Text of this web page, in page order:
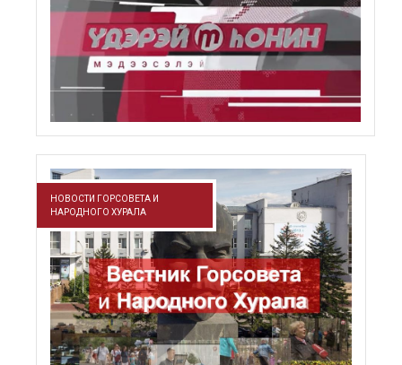
НОВОСТИ ГОРСОВЕТА И
НАРОДНОГО ХУРАЛА